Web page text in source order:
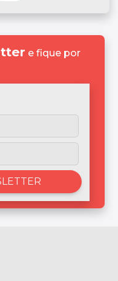
e fique por